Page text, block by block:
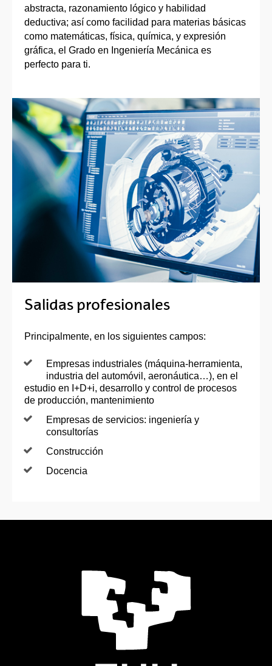
abstracta, razonamiento lógico y habilidad
deductiva; así como facilidad para materias básicas
como matemáticas, física, química, y expresión
gráfica, el Grado en Ingeniería Mecánica es
perfecto para ti.
Salidas profesionales
Principalmente, en los siguientes campos:
Empresas industriales (máquina-herramienta,
industria del automóvil, aeronáutica…), en el
estudio en I+D+i, desarrollo y control de procesos
de producción, mantenimiento
Empresas de servicios: ingeniería y
consultorías
Construcción
Docencia